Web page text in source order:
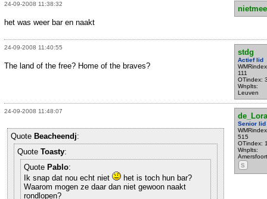
24-09-2008 11:38:32
het was weer bar en naakt
24-09-2008 11:40:55
stdg
Actief lid
111
OTindex:
Wnplts:
Leuven
The land of the free? Home of the braves?
24-09-2008 11:48:07
Senior lid
515
OTindex:
Wnplts:
Amersfoort
S
Quote Beacheendj:
Quote Toasty:
Quote Pablo:
Ik snap dat nou echt niet
het is toch hun bar?
Waarom mogen ze daar dan niet gewoon naakt
rondlopen?